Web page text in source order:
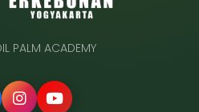
PALM ACADEMY